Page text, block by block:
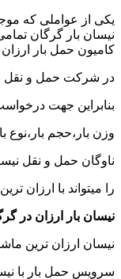
یکی از عواملی که
نیسان بار گرگان
کامیون حمل بار ارزان
در شرکت حمل و نقل
بنابراین جهت
وزن بار،حجم بار،نوع
ناوگان حمل و نقل
را میتواند با ارزان
نیسان بار ارزان در
نیسان ارزان ترین
سرویس حمل بار با